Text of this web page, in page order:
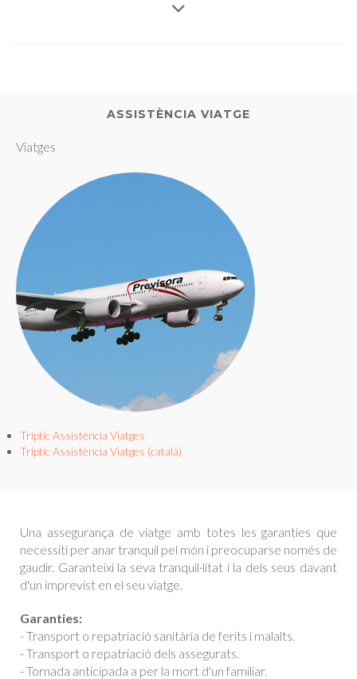
ASSISTÈNCIA VIATGE
Viatges
Tríptic Assistència Viatges
Tríptic Assistència Viatges (català)
Una assegurança de viatge amb totes les garanties que
necessiti per anar tranquil pel món i preocuparse només de
gaudir. Garanteixi la seva tranquil·litat i la dels seus davant
d'un imprevist en el seu viatge.
Garanties:
- Transport o repatriació sanitària de ferits i malalts.
- Transport o repatriació dels assegurats.
- Tornada anticipada a per la mort d'un familiar.